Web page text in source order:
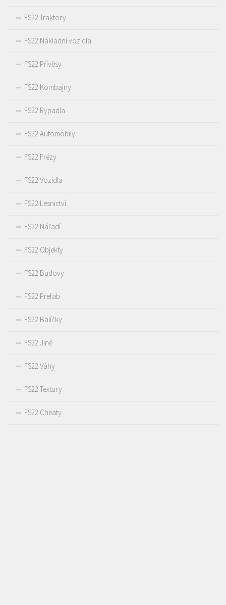
FS22 Traktory
FS22 Nákladní vozidla
FS22 Přívěsy
FS22 Kombajny
FS22 Rypadla
FS22 Automobily
FS22 Frézy
FS22 Vozidla
FS22 Lesnictví
FS22 Nářadí
FS22 Objekty
FS22 Budovy
FS22 Prefab
FS22 Balíčky
FS22 Jiné
FS22 Váhy
FS22 Textury
FS22 Cheaty